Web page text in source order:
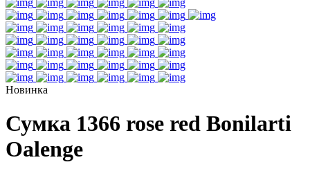
Новинка
Сумка 1366 rose red Bonilarti
Oalenge